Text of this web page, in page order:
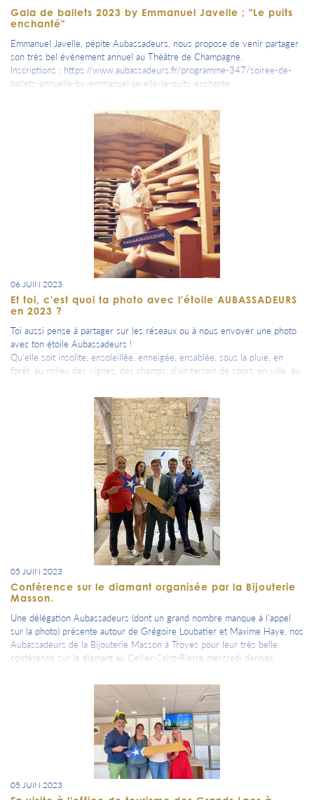
Gala de ballets 2023 by Emmanuel Javelle ; "Le puits
enchanté"
Emmanuel Javelle, pépite Aubassadeurs, nous propose de venir partager
son très bel évènement annuel au Théâtre de Champagne.
Inscriptions : https://www.aubassadeurs.fr/programme-347/soiree-de-
ballets-annuelle-by-emmanuel-javelle-le-puits-enchante
06 JUIN 2023
Et toi, c'est quoi ta photo avec l'étoile AUBASSADEURS
en 2023 ?
Toi aussi pense à partager sur les réseaux ou à nous envoyer une photo
avec ton étoile Aubassadeurs !
Qu'elle soit insolite, ensoleillée, enneigée, ensablée, sous la pluie, en
forêt, au milieu des vignes, des champs, d'un terrain de sport, en ville, au
navigant, en volant, en roulant, en ballade, autour d'une coupe, d'un verre
de cidre, de bière, de Prunelle de Troyes ou de jus de pomme, en
dégustation de produits du terroir, en fiesta, en découverte, avec ou sans
toi.... bref quand tu veux => fais nous une photo pour rappeler ton
attachement, ton souriant et amical sentiment d'appartenance à notre
département et à nos valeurs partagées.
=> Cette semaine, une photo prise par nos Aubassadeurs de Groupama
Aube lors de lors de leur voyage dans le Doubs il y a quelques semaines.
A toi de jouer, à tes appareils photos ou portables, on attend ta ou tes
photos avec impatience .... #plusde400aubassadeursçacommenceàsevoir
05 JUIN 2023
Conférence sur le diamant organisée par la Bijouterie
Masson.
Une délégation Aubassadeurs (dont un grand nombre manque à l'appel
sur la photo) présente autour de Grégoire Loubatier et Maxime Haye, nos
Aubassadeurs de la Bijouterie Masson à Troyes pour leur très belle
conférence sur le diamant au Cellier-Saint-Pierre mercredi dernier.
05 JUIN 2023